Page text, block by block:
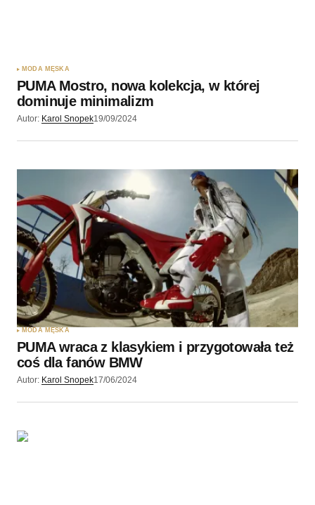
MODA MĘSKA
PUMA Mostro, nowa kolekcja, w której
dominuje minimalizm
Autor: Karol Snopek19/09/2024
MODA MĘSKA
PUMA wraca z klasykiem i przygotowała też
coś dla fanów BMW
Autor: Karol Snopek17/06/2024